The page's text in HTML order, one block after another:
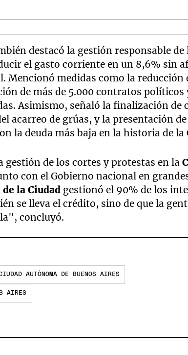
destacó la gestión responsable de
el gasto corriente en un 8,6% sin
Mencionó medidas como la reducción
de más de 5.000 contratos políticos
Asimismo, señaló la finalización de
acarreo de grúas, y la presentación
la deuda más baja en la historia de la
gestión de los cortes y protestas en la
con el Gobierno nacional en
la Ciudad gestionó el 90% de los
se lleva el crédito, sino de que la
concluyó.
AUTÓNOMA DE BUENOS AIRES
AIRES